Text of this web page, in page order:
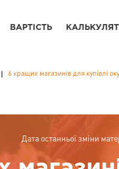
6 кращих магазинів для купівлі
Дата останньої зміни
ВАРТІСТЬ